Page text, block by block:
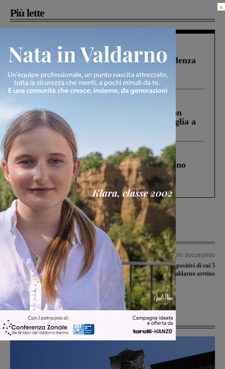
Più lette
Figline Incisa Valdarno 1 Agosto 2026
Piscina di Figline finanziata oltre la scadenza
Pnrr, il gruppo di Fratelli d’Italia: “Un
ringraziamento al Governo”
Cronaca 3 Agosto 2026
Scomparso da una struttura di Castiglion
Fiorentino l’uomo che aveva ucciso la figlia a
Levane nel 2020
Cronaca 4 Agosto 2026
Un anno fa la strage in A1 in cui morirono
Gianni, Giulia e Franco. Lo schianto, il
processo, lo stop ai sorpassi fra tir....
Articolo precedente
Motumundi, si apre il festival
dedicato a clima e ambiente. Energia e
rifiuti al centro dei dibattiti. Premiato
il Nobel Filippo Giorgi
Articolo successivo
Covid-19, 7 nuovi casi positivi di cui 5
in Valdarno aretino
Ultime Notizie
×